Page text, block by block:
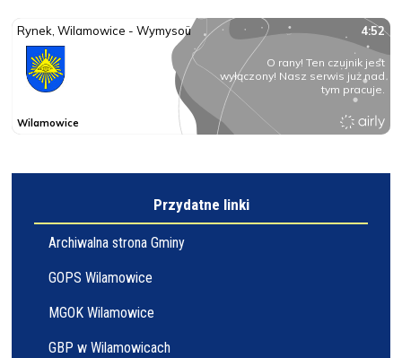
Przydatne linki
Archiwalna strona Gminy
GOPS Wilamowice
MGOK Wilamowice
GBP w Wilamowicach